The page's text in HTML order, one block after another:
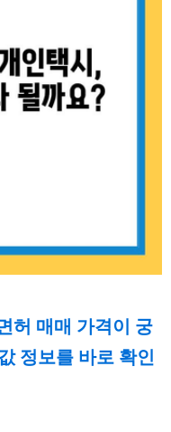
허 매매 가격이 궁
정보를 바로 확인